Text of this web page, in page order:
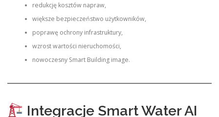
redukcję kosztów napraw,
większe bezpieczeństwo użytkowników,
poprawę ochrony infrastruktury,
wzrost wartości nieruchomości,
nowoczesny Smart Building image.
Integracje Smart Water AI